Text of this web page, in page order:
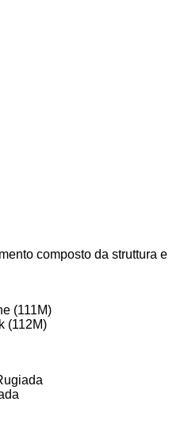
composto da struttura e
(111M)
(112M)